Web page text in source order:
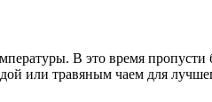
В это время
или травяным чаем для